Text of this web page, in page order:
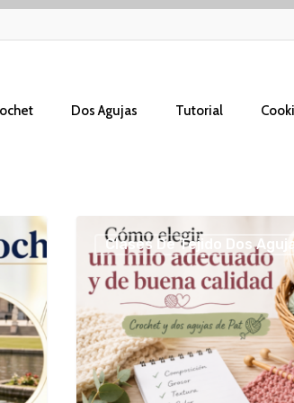
Dos Agujas Tutorial
Cómo
elegir
un
adecuado
y
de
Clases De Tejido Dos